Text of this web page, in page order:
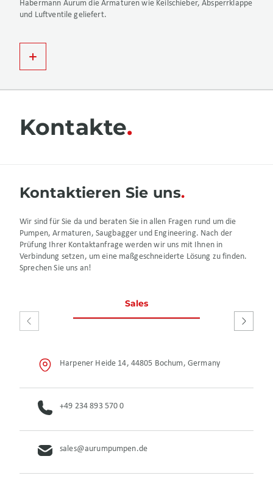
Habermann Aurum die Armaturen wie Keilschieber, Absperrklappe
und Luftventile geliefert.
Kontakte
Kontaktieren Sie uns
Wir sind für Sie da und beraten Sie in allen Fragen rund um die
Pumpen, Armaturen, Saugbagger und Engineering. Nach der
Prüfung Ihrer Kontaktanfrage werden wir uns mit Ihnen in
Verbindung setzen, um eine maßgeschneiderte Lösung zu finden.
Sprechen Sie uns an!
Sales
Harpener Heide 14, 44805 Bochum, Germany
+49 234 893 570 0
sales@aurumpumpen.de